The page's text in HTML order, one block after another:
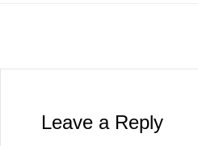
Leave a Reply